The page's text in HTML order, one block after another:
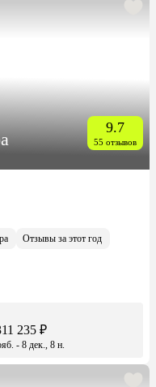
9.7
55 отзывов
Отзывы за этот год
235 ₽
- 8 дек., 8 н.